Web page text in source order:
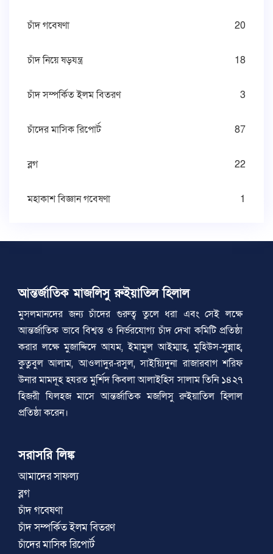
চাঁদ গবেষণা 20
চাঁদ নিয়ে ষড়যন্ত্র 18
চাঁদ সম্পর্কিত ইলম বিতরণ 3
চাঁদের মাসিক রিপোর্ট 87
ব্লগ 22
মহাকাশ বিজ্ঞান গবেষণা 1
আন্তর্জাতিক মাজলিসু রুইয়াতিল হিলাল
মুসলমানদের জন্য চাঁদের গুরুত্ব তুলে ধরা এবং সেই লক্ষে
আন্তর্জাতিক ভাবে বিশ্বস্ত ও নির্ভরযোগ্য চাঁদ দেখা কমিটি প্রতিষ্ঠা
করার লক্ষে মুজাদ্দিদে আযম, ইমামুল আইম্মাহ, মুহিউস-সুন্নাহ,
কুতুবুল আলাম, আওলাদুর-রসুল, সাইয়্যিদুনা রাজারবাগ শরিফ
উনার মামদূহ হযরত মুর্শিদ কিবলা আলাইহিস সালাম তিনি ১৪২৭
হিজরী যিলহজ মাসে আন্তর্জাতিক মজলিসু রুইয়াতিল হিলাল
প্রতিষ্ঠা করেন।
সরাসরি লিঙ্ক
আমাদের সাফল্য
ব্লগ
চাঁদ গবেষণা
চাঁদ সম্পর্কিত ইলম বিতরণ
চাঁদের মাসিক রিপোর্ট